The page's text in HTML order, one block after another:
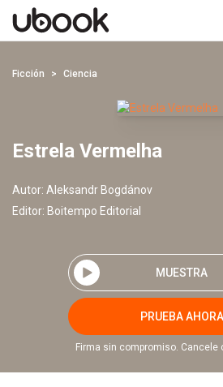
Ficción Ciencia
Estrela Vermelha
Autor: Aleksandr Bogdánov
Editor: Boitempo Editorial
MUESTRA
PRUEBA AHORA
Firma sin compromiso. Cancele